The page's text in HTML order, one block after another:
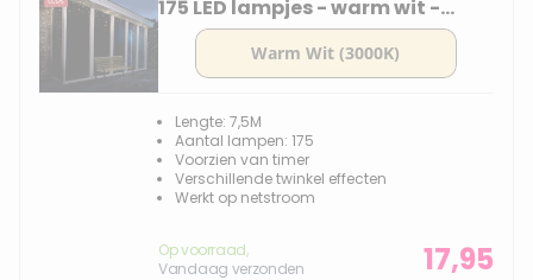
175 LED lampjes - warm wit -
knipper functie
Lengte: 7,5M
Aantal lampen: 175
Voorzien van timer
Verschillende twinkel effecten
Werkt op netstroom
Op voorraad,
Vandaag verzonden
17,95